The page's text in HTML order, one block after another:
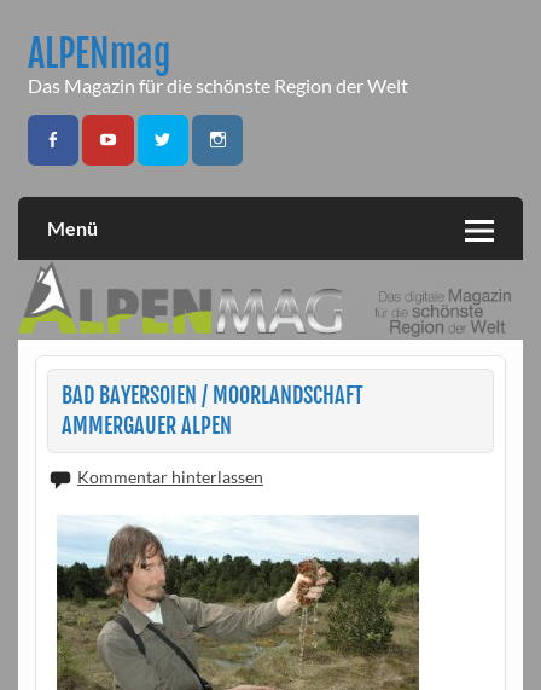
contentALPENmag
Das Magazin für die schönste Region der Welt
Menü
BAD BAYERSOIEN / MOORLANDSCHAFT
AMMERGAUER ALPEN
Kommentar hinterlassen